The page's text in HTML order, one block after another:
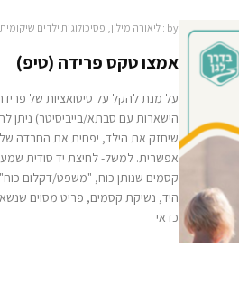
by : ליאורה מילין, פסיכולוגית ילדים שיקומית
אמצו טקס פרידה (טיפ)
על מנת להקל על סיטואציות של
הישארות עם סבתא/בייביסיטר) ניתן
שיחזק את הילד, יפחית את החרדה שלו
אפשרית. למשל- לחיצת יד סודית
קסמים שנותן כוח, "משפט/דקלום
היד, נשיקת קסמים, פריט מסוים
כדאי